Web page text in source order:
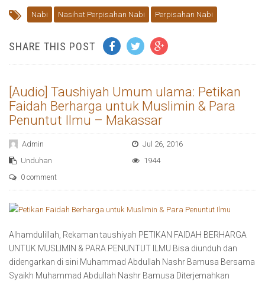
Nabi Nasihat Perpisahan Nabi Perpisahan Nabi
SHARE THIS POST
[Audio] Taushiyah Umum ulama: Petikan
Faidah Berharga untuk Muslimin & Para
Penuntut Ilmu – Makassar
Admin
Jul 26, 2016
Unduhan
1944
0 comment
Alhamdulillah, Rekaman taushiyah PETIKAN FAIDAH BERHARGA
UNTUK MUSLIMIN & PARA PENUNTUT ILMU Bisa diunduh dan
didengarkan di sini Muhammad Abdullah Nashr Bamusa Bersama
Syaikh Muhammad Abdullah Nashr Bamusa Diterjemahkan